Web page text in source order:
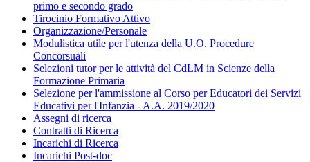
primo e secondo grado
Tirocinio Formativo Attivo
Organizzazione/Personale
Modulistica utile per l'utenza della U.O. Procedure
Concorsuali
Selezioni tutor per le attività del CdLM in Scienze della
Formazione Primaria
Selezione per l'ammissione al Corso per Educatori dei Servizi
Educativi per l'Infanzia - A.A. 2019/2020
Assegni di ricerca
Contratti di Ricerca
Incarichi di Ricerca
Incarichi Post-doc